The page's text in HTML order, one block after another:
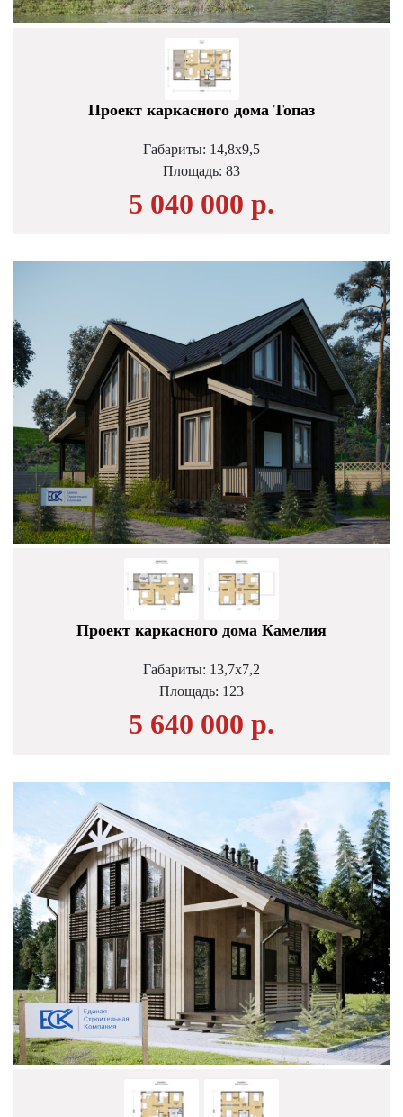
Проект каркасного дома Топаз
Габариты: 14,8х9,5
Площадь: 83
5 040 000 р.
Проект каркасного дома Камелия
Габариты: 13,7х7,2
Площадь: 123
5 640 000 р.